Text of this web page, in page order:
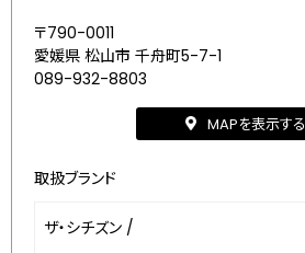
〒790-0011
愛媛県 松山市 千舟町5-7-1
089-932-8803
MAPを表示する
取扱ブランド
ザ・シチズン /